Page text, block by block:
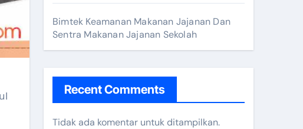
Tahun 2025
Tahun 2024
Bimtek Keamanan Makanan Jajanan Dan
Sentra Makanan Jajanan Sekolah
Recent Comments
Tidak ada komentar untuk ditampilkan.